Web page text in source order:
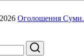
Оголошення Суми.